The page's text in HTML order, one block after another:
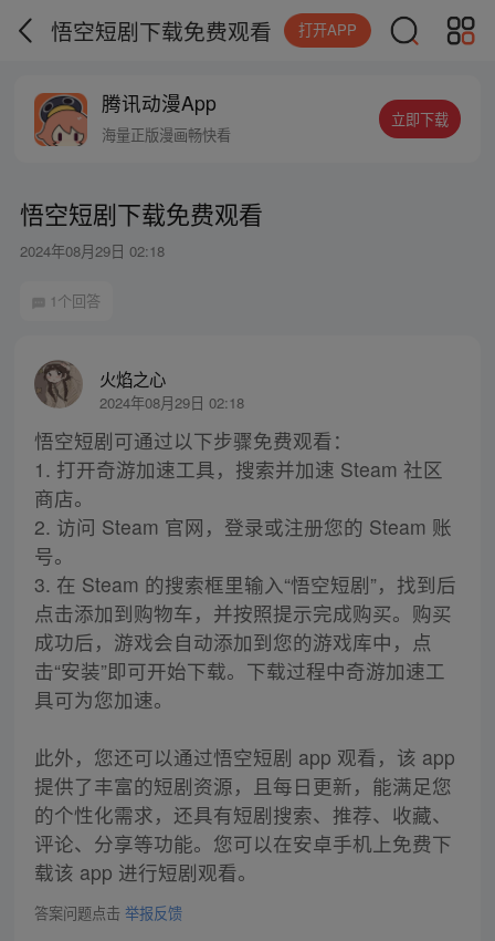
悟空短剧下载免费观看 打开APP
腾讯动漫App
海量正版漫画畅快看
立即下载
悟空短剧下载免费观看
2024年08月29日 02:18
1个回答
火焰之心
2024年08月29日 02:18
悟空短剧可通过以下步骤免费观看：
1. 打开奇游加速工具，搜索并加速 Steam 社区
商店。
2. 访问 Steam 官网，登录或注册您的 Steam 账
号。
3. 在 Steam 的搜索框里输入“悟空短剧”，找到后
点击添加到购物车，并按照提示完成购买。购买
成功后，游戏会自动添加到您的游戏库中，点
击“安装”即可开始下载。下载过程中奇游加速工
具可为您加速。
此外，您还可以通过悟空短剧 app 观看，该 app
提供了丰富的短剧资源，且每日更新，能满足您
的个性化需求，还具有短剧搜索、推荐、收藏、
评论、分享等功能。您可以在安卓手机上免费下
载该 app 进行短剧观看。
答案问题点击 举报反馈